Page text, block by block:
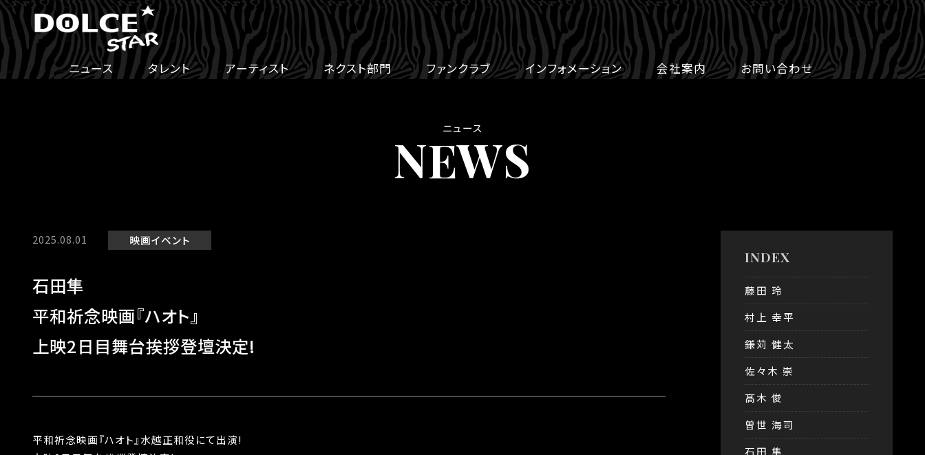
ニュース タレント アーティスト ネクスト部門 ファンクラブ インフォメーション 会社案内 お問い合わせ
ニュース
NEWS
2025.08.01 映画イベント
石田隼
平和祈念映画『ハオト』
上映2日目舞台挨拶登壇決定!
平和祈念映画『ハオト』水越正和役にて出演!
INDEX
藤田 玲
村上 幸平
鎌苅 健太
佐々木 崇
髙木 俊
曽世 海司
石田 隼